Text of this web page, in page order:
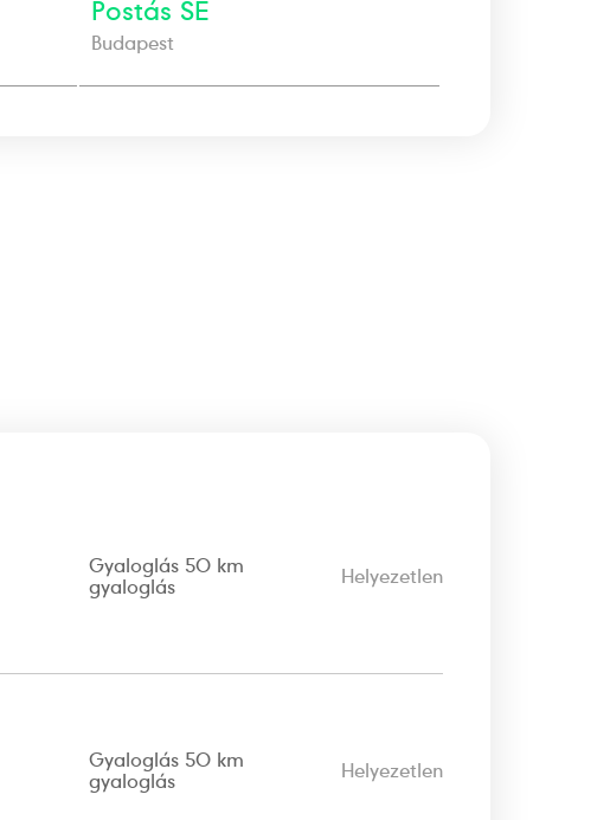
Postás SE
Budapest
Gyaloglás 50 km
gyaloglás
Helyezetlen
Gyaloglás 50 km
gyaloglás
Helyezetlen